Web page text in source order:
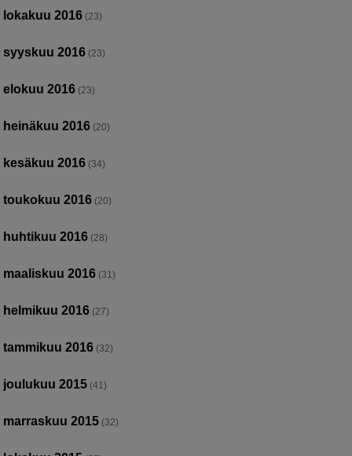
lokakuu 2016 (23)
syyskuu 2016 (23)
elokuu 2016 (23)
heinäkuu 2016 (20)
kesäkuu 2016 (34)
toukokuu 2016 (20)
huhtikuu 2016 (28)
maaliskuu 2016 (31)
helmikuu 2016 (27)
tammikuu 2016 (32)
joulukuu 2015 (41)
marraskuu 2015 (32)